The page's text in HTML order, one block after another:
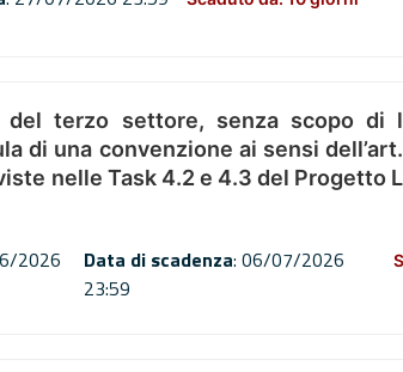
terzo settore, senza scopo di
una convenzione ai sensi
nelle Task 4.2 e 4.3 del Progetto
2026
Data di scadenza: 06/07/2026
23:59